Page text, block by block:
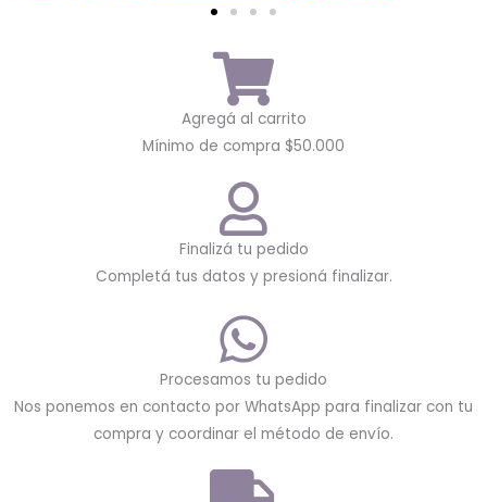
Agregá al carrito
Mínimo de compra $50.000
Finalizá tu pedido
Completá tus datos y presioná finalizar.
Procesamos tu pedido
Nos ponemos en contacto por WhatsApp para finalizar con tu
compra y coordinar el método de envío.